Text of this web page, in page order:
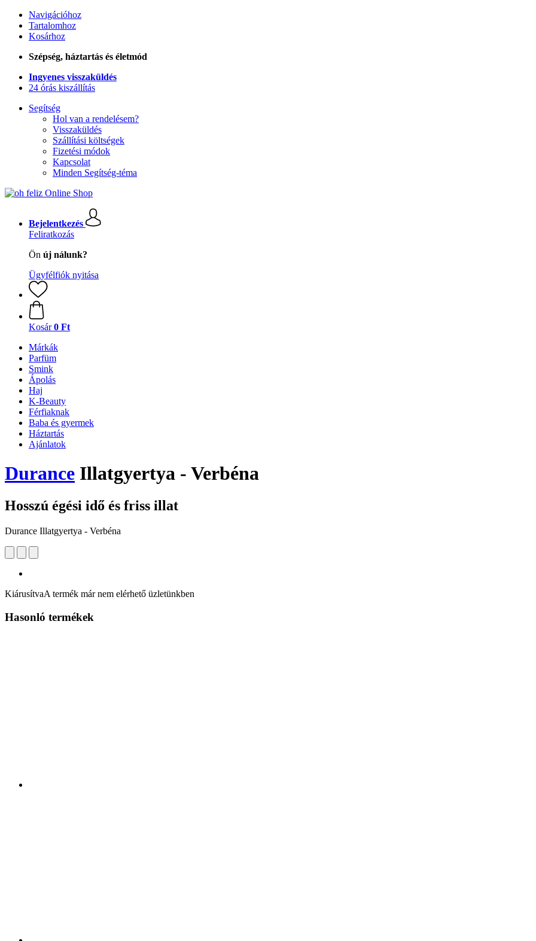
Navigációhoz
Tartalomhoz
Kosárhoz
Szépség, háztartás és életmód
Ingyenes visszaküldés
24 órás kiszállítás
Segítség
Hol van a rendelésem?
Visszaküldés
Szállítási költségek
Fizetési módok
Kapcsolat
Minden Segítség-téma
Bejelentkezés
Feliratkozás
Ön új nálunk?
Ügyfélfiók nyitása
Kosár 0 Ft
Márkák
Parfüm
Smink
Ápolás
Haj
K-Beauty
Férfiaknak
Baba és gyermek
Háztartás
Ajánlatok
Durance Illatgyertya - Verbéna
Hosszú égési idő és friss illat
Durance Illatgyertya - Verbéna
KiárusítvaA termék már nem elérhető üzletünkben
Hasonló termékek